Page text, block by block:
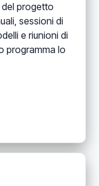
progetto
sessioni di
e riunioni di
programma lo